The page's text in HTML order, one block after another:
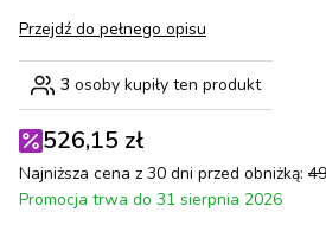
Przejdź do pełnego opisu
3 osoby kupiły ten produkt
526,15 zł
Najniższa cena z 30 dni przed obniżką:
Promocja trwa do 31 sierpnia 2026